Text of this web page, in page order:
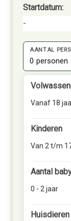
Startdatum:
-
AANTAL
0 personen
Vanaf 18
Kinderen
Van 2 t/m
Aantal
0 - 2 jaar
Huisdieren